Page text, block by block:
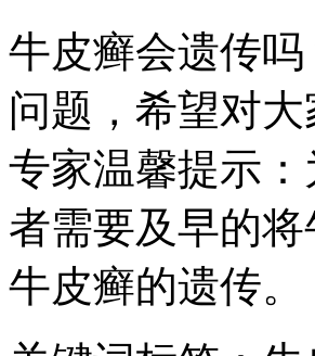
牛皮癣会遗传
问题，希望对
专家温馨提示
者需要及早的
牛皮癣的遗传。